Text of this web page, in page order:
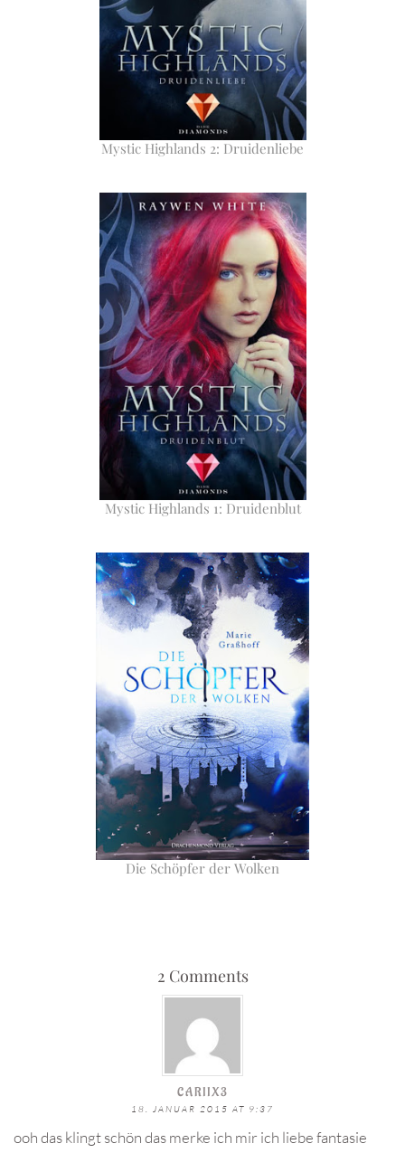
Mystic Highlands 2: Druidenliebe
Mystic Highlands 1: Druidenblut
Die Schöpfer der Wolken
2 Comments
CARIIX3
18. JANUAR 2015 AT 9:37
ooh das klingt schön das merke ich mir ich liebe fantasie